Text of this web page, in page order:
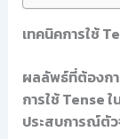
เทคนิคการใช้
ผลลัพธ์ที่ต้องกา
การใช้ Tense
ประสบการณ์ตัว